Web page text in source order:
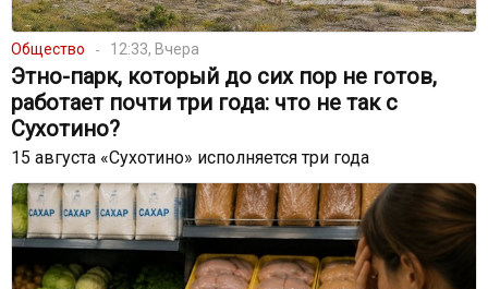
Общество 12:33, Вчера
Этно-парк, который до сих пор не готов,
работает почти три года: что не так с
Сухотино?
15 августа «Сухотино» исполняется три года